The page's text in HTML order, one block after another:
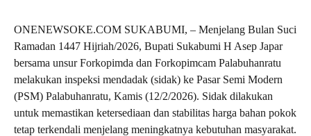
ONENEWSOKE.COM SUKABUMI, – Menjelang Bulan Suci
Ramadan 1447 Hijriah/2026, Bupati Sukabumi H Asep Japar
bersama unsur Forkopimda dan Forkopimcam Palabuhanratu
melakukan inspeksi mendadak (sidak) ke Pasar Semi Modern
(PSM) Palabuhanratu, Kamis (12/2/2026). Sidak dilakukan
untuk memastikan ketersediaan dan stabilitas harga bahan pokok
tetap terkendali menjelang meningkatnya kebutuhan masyarakat.